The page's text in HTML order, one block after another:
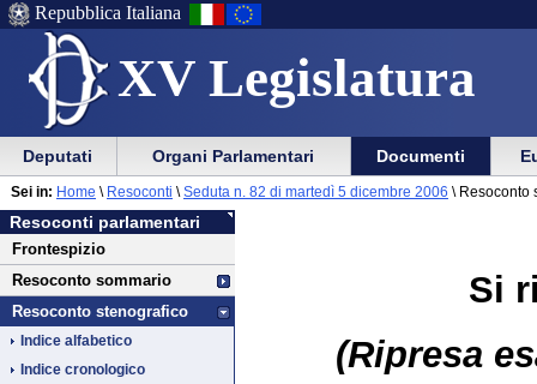
XV Legislatura
Menu
di
ausilio
alla
navigazione
Vai
Menu
di
navigazione
principale
Repubblica Italiana
Menu
di
navigazione
principale
Vai
menu
di
sezione
Deputati Organi Parlamentari Documenti
Vai
al
contenuto
Resoconti parlamentari
Frontespizio
Resoconto sommario
Resoconto stenografico
Indice alfabetico
Indice cronologico
Sei in: Home \ Resoconti \ Seduta n. 82 di martedì 5 dicembre 2006 \ Resoconto
Si
(Ripresa